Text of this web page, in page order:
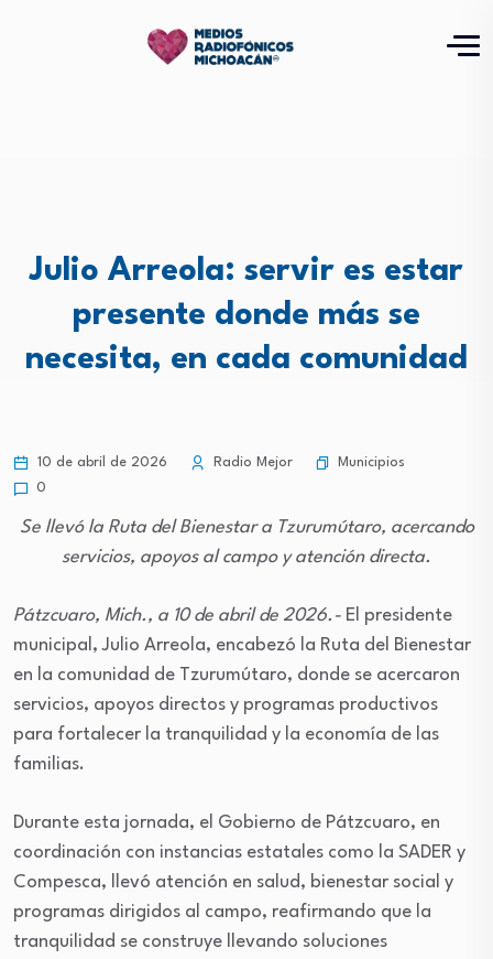
Julio Arreola: servir es estar
presente donde más se
necesita, en cada comunidad
10 de abril de 2026 Radio Mejor
Municipios
0
Se llevó la Ruta del Bienestar a Tzurumútaro, acercando
servicios, apoyos al campo y atención directa.
Pátzcuaro, Mich., a 10 de abril de 2026.- El presidente
municipal, Julio Arreola, encabezó la Ruta del Bienestar
en la comunidad de Tzurumútaro, donde se acercaron
servicios, apoyos directos y programas productivos
para fortalecer la tranquilidad y la economía de las
familias.
Durante esta jornada, el Gobierno de Pátzcuaro, en
coordinación con instancias estatales como la SADER y
Compesca, llevó atención en salud, bienestar social y
programas dirigidos al campo, reafirmando que la
tranquilidad se construye llevando soluciones